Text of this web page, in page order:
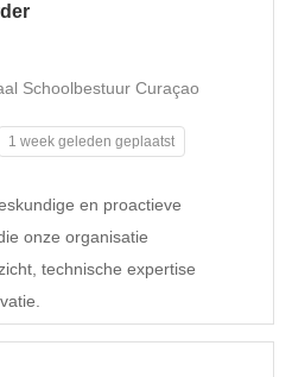
Schoolbestuur Curaçao
1 week geleden geplaatst
en proactieve
onze organisatie
technische expertise